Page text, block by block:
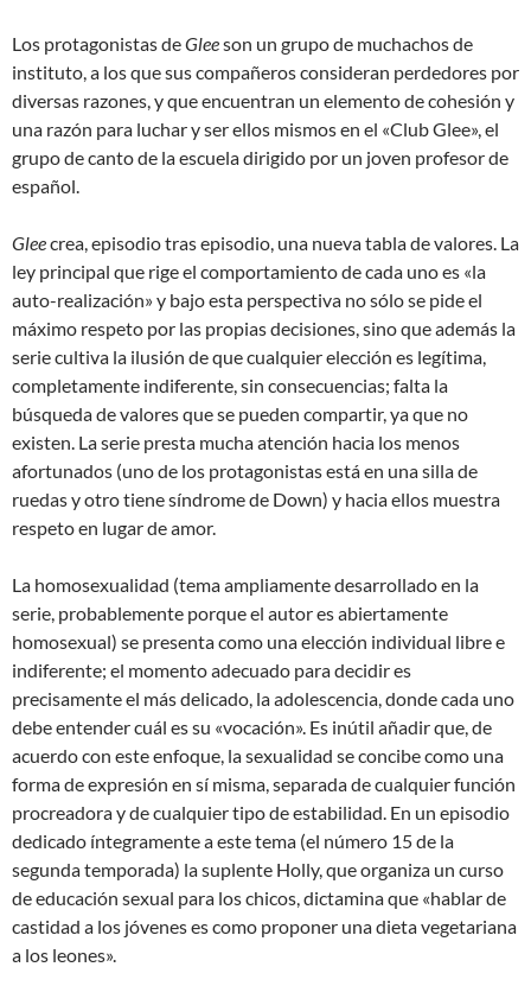
Los protagonistas deGleeson un grupo de muchachos de
instituto, a los que sus compañeros consideran perdedores por
diversas razones, y que encuentran un elemento de cohesión y
una razón para luchar y ser ellos mismos en el «Club Glee», el
grupo de canto de la escuela dirigido por un joven profesor de
español.
Gleecrea, episodio tras episodio, una nueva tabla de valores. La
ley principal que rige el comportamiento de cada uno es «la
auto-realización» y bajo esta perspectiva no sólo se pide el
máximo respeto por las propias decisiones, sino que además la
serie cultiva la ilusión de que cualquier elección es legítima,
completamente indiferente, sin consecuencias; falta la
búsqueda de valores que se pueden compartir, ya que no
existen. La serie presta mucha atención hacia los menos
afortunados (uno de los protagonistas está en una silla de
ruedas y otro tiene síndrome de Down) y hacia ellos muestra
respeto en lugar de amor.
La homosexualidad (tema ampliamente desarrollado en la
serie, probablemente porque el autor es abiertamente
homosexual) se presenta como una elección individual libre e
indiferente; el momento adecuado para decidir es
precisamente el más delicado, la adolescencia, donde cada uno
debe entender cuál es su «vocación». Es inútil añadir que, de
acuerdo con este enfoque, la sexualidad se concibe como una
forma de expresión en sí misma, separada de cualquier función
procreadora y de cualquier tipo de estabilidad. En un episodio
dedicado íntegramente a este tema (el número 15 de la
segunda temporada) la suplente Holly, que organiza un curso
de educación sexual para los chicos, dictamina que «hablar de
castidad a los jóvenes es como proponer una dieta vegetariana
a los leones».